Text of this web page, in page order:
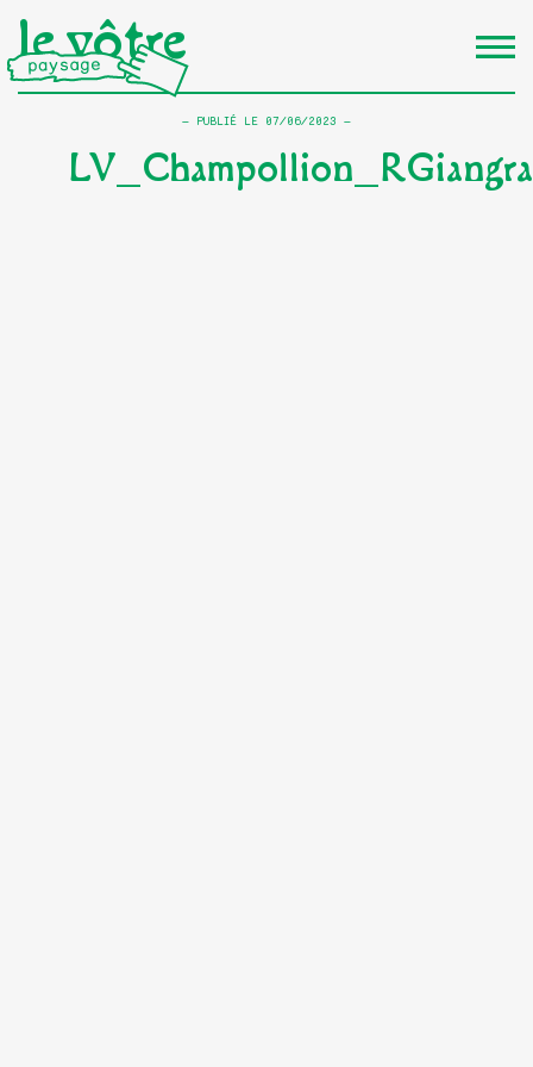
le vôtre
PUBLIÉ LE 07/06/2023